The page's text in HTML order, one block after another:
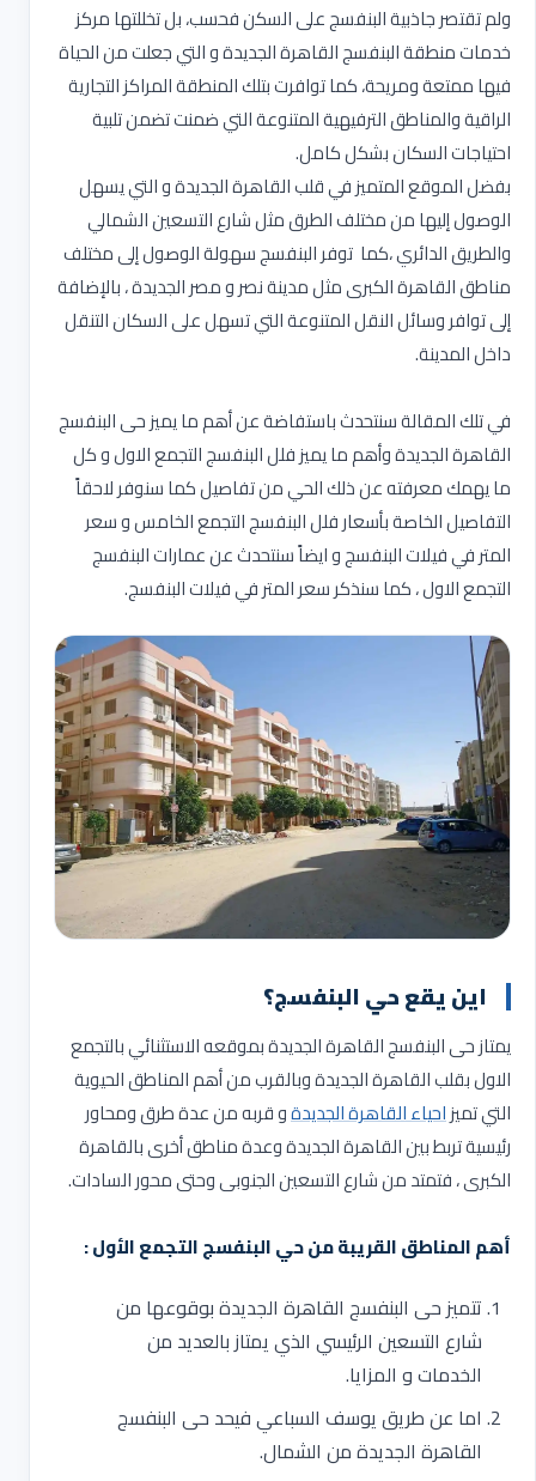
ولم تقتصر جاذبية البنفسج على السكن فحسب، بل تخللتها مركز
خدمات منطقة البنفسج القاهرة الجديدة و التي جعلت من الحياة
فيها ممتعة ومريحة، كما توافرت بتلك المنطقة المراكز التجارية
الراقية والمناطق الترفيهية المتنوعة التي ضمنت تضمن تلبية
احتياجات السكان بشكل كامل.
بفضل الموقع المتميز في قلب القاهرة الجديدة و التي يسهل
الوصول إليها من مختلف الطرق مثل شارع التسعين الشمالي
والطريق الدائري ،كما توفر البنفسج سهولة الوصول إلى مختلف
مناطق القاهرة الكبرى مثل مدينة نصر و مصر الجديدة ، بالإضافة
إلى توافر وسائل النقل المتنوعة التي تسهل على السكان التنقل
داخل المدينة.
في تلك المقالة سنتحدث باستفاضة عن أهم ما يميز حى البنفسج
القاهرة الجديدة وأهم ما يميز فلل البنفسج التجمع الاول و كل
ما يهمك معرفته عن ذلك الحي من تفاصيل كما سنوفر لاحقاً
التفاصيل الخاصة بأسعار فلل البنفسج التجمع الخامس و سعر
المتر في فيلات البنفسج و ايضاً سنتحدث عن عمارات البنفسج
التجمع الاول ، كما سنذكر سعر المتر في فيلات البنفسج.
اين يقع حي البنفسج؟
يمتاز حى البنفسج القاهرة الجديدة بموقعه الاستثنائي بالتجمع
الاول بقلب القاهرة الجديدة وبالقرب من أهم المناطق الحيوية
التي تميزاحياء القاهرة الجديدةو قربه من عدة طرق ومحاور
رئيسية تربط بين القاهرة الجديدة وعدة مناطق أخرى بالقاهرة
الكبرى ، فتمتد من شارع التسعين الجنوبى وحتى محور السادات.
أهم المناطق القريبة من حي البنفسج التجمع الأول :
تتميز حى البنفسج القاهرة الجديدة بوقوعها من
شارع التسعين الرئيسي الذي يمتاز بالعديد من
الخدمات و المزايا.
اما عن طريق يوسف السباعي فيحد حى البنفسج
القاهرة الجديدة من الشمال.